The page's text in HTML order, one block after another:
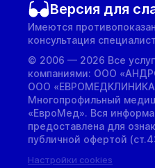
Версия для
Имеются
консультация
© 2006 — 2026 Все
компаниями: ООО
ООО
Многопрофильный
«ЕвроМед». Вся
предоставлена для
публичной офертой
Настройки cookies